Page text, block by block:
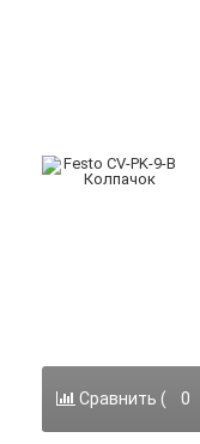
Сравнить ( 0